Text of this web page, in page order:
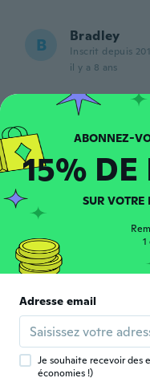
B Bradley
Inscrit depuis
il y a 8 ans
Jason
il y a 8 ans
Inscrit depuis
I Ingemar
Smidig lätt
James
15% DE
SUR
Adresse email
Je souhaite recevoir des
économies !)